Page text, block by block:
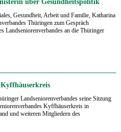
über Gesundheitspolitik
Gesundheit, Arbeit und Familie, Katharina
Thüringen zum Gespräch
Landseniorenverbandes an die Thüringer
Landseniorenverbandes seine Sitzung
Kyffhäuserkreis in
und weiteren Mitgliedern des